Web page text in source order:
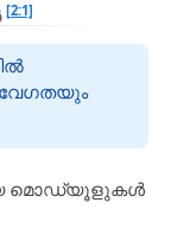
[2:1]
മൊഡ്യൂളുകൾ